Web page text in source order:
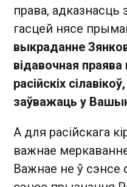
права,
гасцей нясе
выкраданне
відавочная
расійскіх
заўважаць у
А для расійскага
важнае
Важнае не ў сэнсе